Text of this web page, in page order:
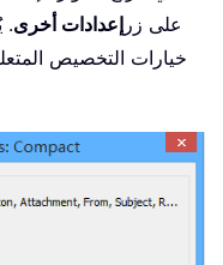
على زر إعدادات أخرى.
خيارات التخصيص